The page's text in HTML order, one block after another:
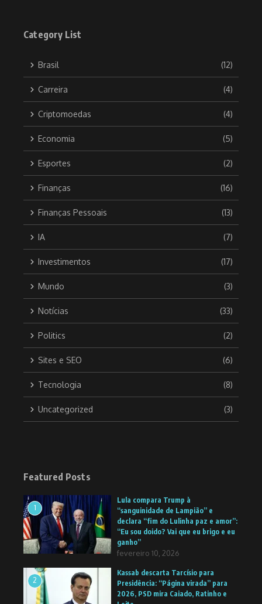
Category List
Brasil (12)
Carreira (4)
Criptomoedas (4)
Economia (5)
Esportes (2)
Finanças (16)
Finanças Pessoais (13)
IA (7)
Investimentos (17)
Mundo (3)
Notícias (33)
Politics (2)
Sites e SEO (6)
Tecnologia (8)
Uncategorized (3)
Featured Posts
1
Lula compara Trump à
“sanguinidade de Lampião” e
declara “fim do Lulinha paz e amor”:
“Eu sou doido? Vai que eu brigo e eu
ganho”
fevereiro 10, 2026
2
Kassab descarta Tarcísio para
Presidência: “Página virada” para
2026, PSD mira Caiado, Ratinho e